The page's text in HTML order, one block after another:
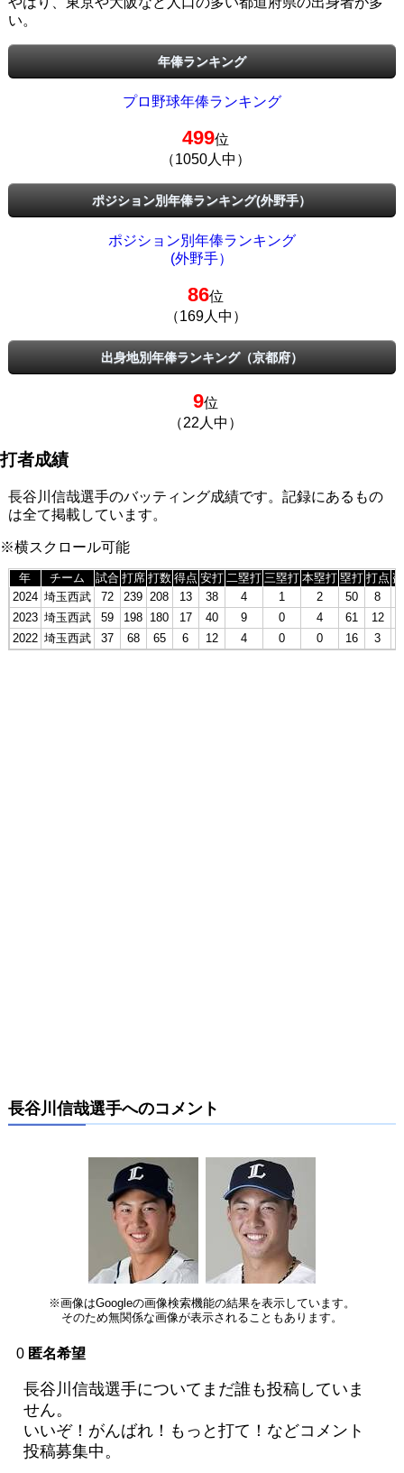
い。
年俸ランキング
プロ野球年俸ランキング
499位
（1050人中）
ポジション別年俸ランキング(外野手）
ポジション別年俸ランキング
(外野手）
86位
（169人中）
出身地別年俸ランキング（京都府）
9位
（22人中）
打者成績
長谷川信哉選手のバッティング成績です。記録にあるもの
は全て掲載しています。
※横スクロール可能
年 チーム 試合 打席 打数 得点 安打 二塁打 三塁打 本塁打 塁打 打点
2024 埼玉西武 72 239 208 13 38 4 1 2 50 8
2023 埼玉西武 59 198 180 17 40 9 0 4 61 12
2022 埼玉西武 37 68 65 6 12 4 0 0 16 3
長谷川信哉選手へのコメント
※画像はGoogleの画像検索機能の結果を表示しています。
そのため無関係な画像が表示されることもあります。
0 匿名希望
長谷川信哉選手についてまだ誰も投稿していま
せん。
いいぞ！がんばれ！もっと打て！などコメント
投稿募集中。